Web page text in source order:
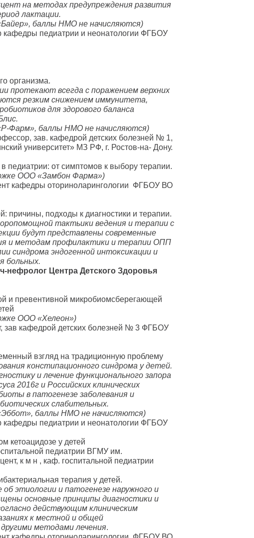
на методах предупреждения развития
лактации.
баллы НМО не начисляются)
педиатрии и неонатологии ФГБОУ
организма.
протекают всегда с поражением верхних
резким снижением иммунитета,
для здорового баланса
Фарм», баллы НМО не начисляются)
зав. кафедрой детских болезней № 1,
университет» МЗ РФ, г. Ростов-на- Дону.
педиатрии: от симптомов к выбору терапии.
ООО «Замбон Фарма»)
кафедры оториноларингологии ФГБОУ ВО
причины, подходы к диагностики и терапии.
тактьики ведения и терапии с
будут представлены современные
и методам профилактики и терапии ОПП
синдрома эндогенной интоксикации и
больных.
нефролог Центра Детского Здоровья
и превентивной микробиомсберегающей
ООО «Хелеон»)
зав кафедрой детских болезней № 3 ФГБОУ
взгляд на традиционную проблему
констипационного синдрома у детей.
и лечение функционального запора
2016г и Российских клинических
в патогенезе заболевания и
слабительных.
баллы НМО не начисляются)
педиатрии и неонатологии ФГБОУ
кетоацидозе у детей
педиатрии ВГМУ им.
к м н , каф. госпитальной педиатрии
терапия у детей.
этиологии и патогенезе наружного и
основные принципы диагностики и
действующим клиническим
к местной и общей
методами лечения.